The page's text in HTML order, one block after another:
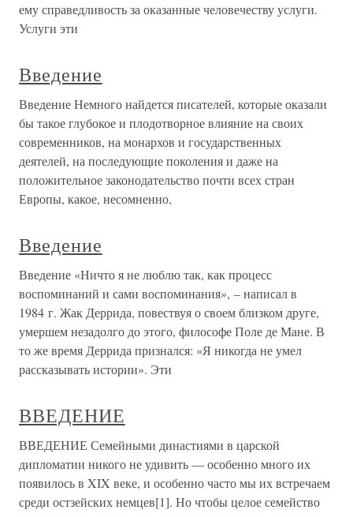
ему справедливость за оказанные человечеству услуги.
Услуги эти
Введение
Введение Немного найдется писателей, которые оказали
бы такое глубокое и плодотворное влияние на своих
современников, на монархов и государственных
деятелей, на последующие поколения и даже на
положительное законодательство почти всех стран
Европы, какое, несомненно,
Введение
Введение «Ничто я не люблю так, как процесс
воспоминаний и сами воспоминания», – написал в
1984 г. Жак Деррида, повествуя о своем близком друге,
умершем незадолго до этого, философе Поле де Мане. В
то же время Деррида признался: «Я никогда не умел
рассказывать истории». Эти
ВВЕДЕНИЕ
ВВЕДЕНИЕ Семейными династиями в царской
дипломатии никого не удивить — особенно много их
появилось в XIX веке, и особенно часто мы их встречаем
среди остзейских немцев[1]. Но чтобы целое семейство